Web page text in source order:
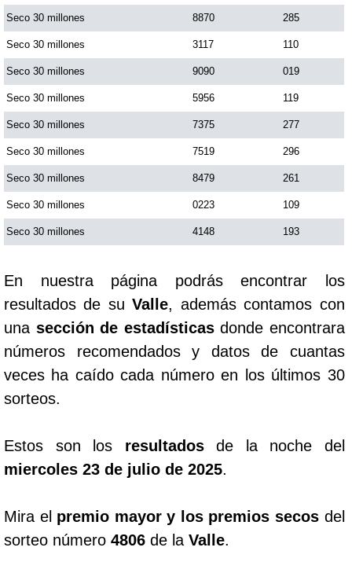
Saman de la suerte
Sinuano Día
Sinuano Noche
Super Chontico Noche
Seco 30 millones 8870 285
Seco 30 millones 3117 110
Seco 30 millones 9090 019
Seco 30 millones 5956 119
Seco 30 millones 7375 277
Seco 30 millones 7519 296
Seco 30 millones 8479 261
Seco 30 millones 0223 109
Seco 30 millones 4148 193
En nuestra página podrás encontrar los
resultados de suValle, además contamos con
una sección de estadísticasdonde encontrara
números recomendados y datos de cuantas
veces ha caído cada número en los últimos 30
sorteos.
Estos son los resultadosde la noche del
miercoles 23 de julio de 2025.
Mira el premio mayor y los premios secosdel
sorteo número 4806 de la Valle.